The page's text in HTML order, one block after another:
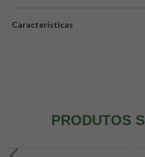
Características
PRODUTOS